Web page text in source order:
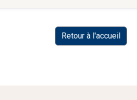
Retour à l'accueil